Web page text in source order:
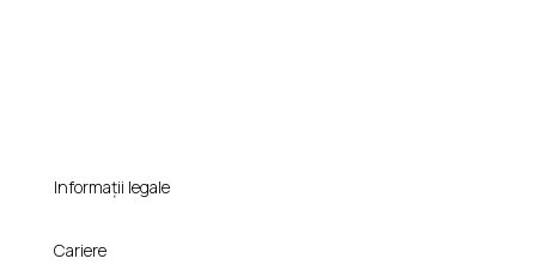
Informații legale
Cariere